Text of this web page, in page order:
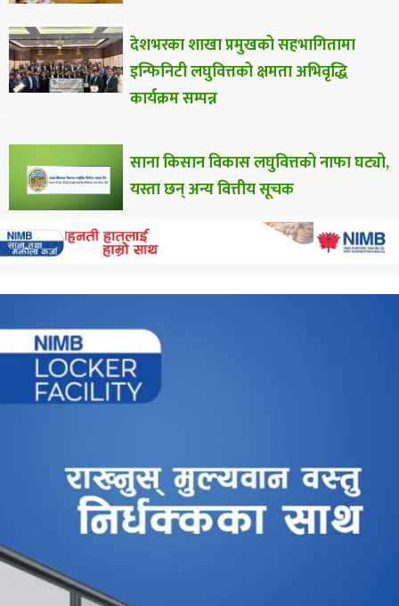
देशभरका शाखा प्रमुखको सहभागितामा
इन्फिनिटी लघुवित्तको क्षमता अभिवृद्धि
कार्यक्रम सम्पन्न
साना किसान विकास लघुवित्तको नाफा घट्यो,
यस्ता छन् अन्य वित्तीय सूचक